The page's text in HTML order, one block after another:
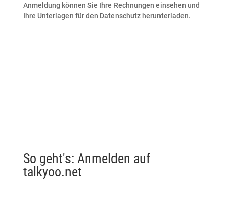
Anmeldung können Sie Ihre Rechnungen einsehen und
Ihre Unterlagen für den Datenschutz herunterladen.
So geht's: Anmelden auf
talkyoo.net